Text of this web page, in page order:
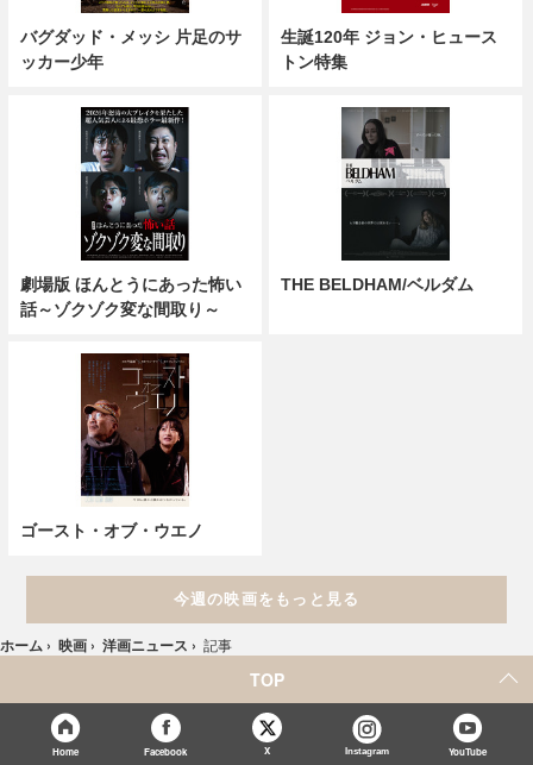
バグダッド・メッシ 片足のサ
ッカー少年
生誕120年 ジョン・ヒュース
トン特集
劇場版 ほんとうにあった怖い
話～ゾクゾク変な間取り～
THE BELDHAM/ベルダム
ゴースト・オブ・ウエノ
今週の映画をもっと見る
ホーム › 映画 › 洋画ニュース › 記事
TOP
Home Facebook X Instagram YouTube